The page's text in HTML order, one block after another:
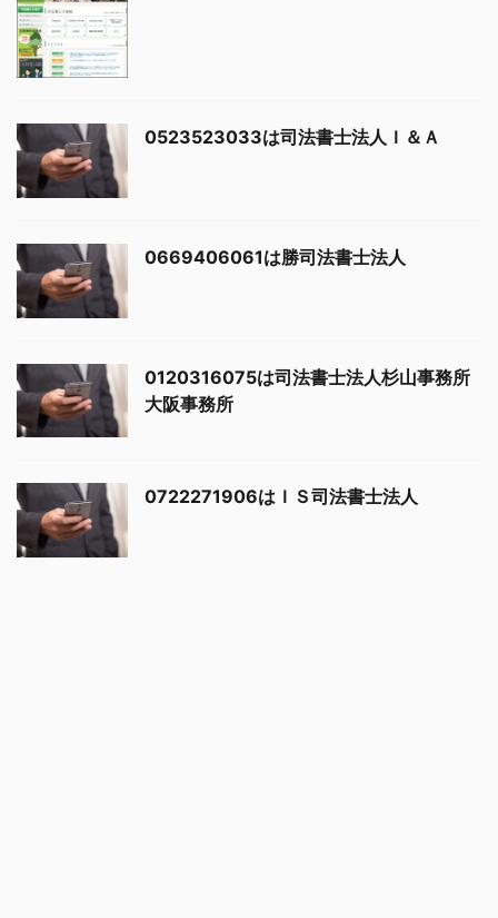
0523523033は司法書士法人Ｉ＆Ａ
0669406061は勝司法書士法人
0120316075は司法書士法人杉山事務所
大阪事務所
0722271906はＩＳ司法書士法人